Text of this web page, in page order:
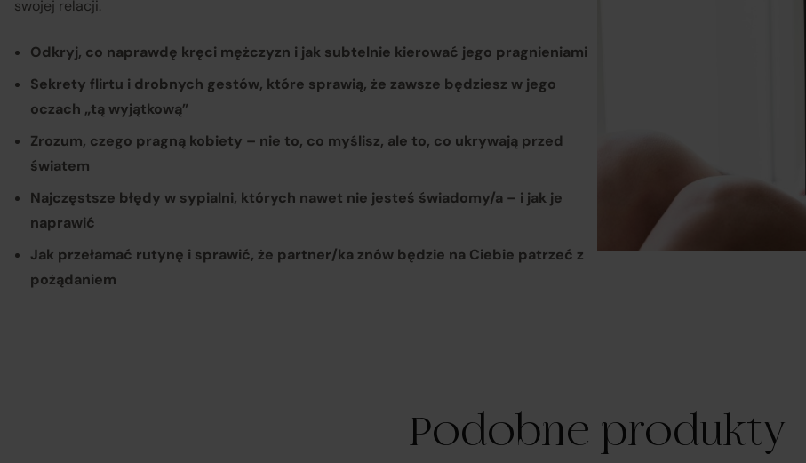
swojej relacji.
Odkryj, co naprawdę kręci mężczyzn i jak subtelnie kierować jego pragnieniami
Sekrety flirtu i drobnych gestów, które sprawią, że zawsze będziesz w jego
oczach „tą wyjątkową”
Zrozum, czego pragną kobiety – nie to, co myślisz, ale to, co ukrywają przed
światem
Najczęstsze błędy w sypialni, których nawet nie jesteś świadomy/a – i jak je
naprawić
Jak przełamać rutynę i sprawić, że partner/ka znów będzie na Ciebie patrzeć z
pożądaniem
Podobne produkty
obsługuje odstąpienie od umowy pośrednictwa;
przekazuje informacje na temat odstąpienia od umowy
koordynuje proces odstąpienia od umowy sprzedaży
przyjmuje oświadczenia Klientów, potwierdza adres Sprzedawcy
do zwrotu towaru oraz dokonuje zwrotu ceny i kosztów dostawy.
właściwościami przedstawionymi na Platformie;